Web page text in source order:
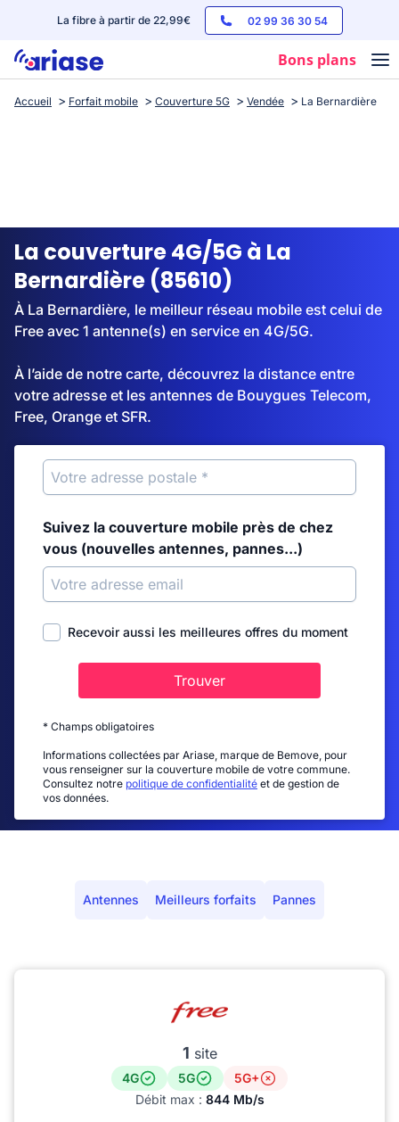
La fibre à partir de 22,99€ 02 99 36 30 54
Bons plans
Box internet
Streaming
Accueil Forfait mobile Couverture 5G Vendée La Bernardière
La couverture 4G/5G à La
Bernardière (85610)
À La Bernardière, le meilleur réseau mobile est celui de
Free avec 1 antenne(s) en service en 4G/5G.
À l’aide de notre carte, découvrez la distance entre
votre adresse et les antennes de Bouygues Telecom,
Free, Orange et SFR.
Suivez la couverture mobile près de chez
vous (nouvelles antennes, pannes...)
Recevoir aussi les meilleures offres du moment
Trouver
* Champs obligatoires
Informations collectées par Ariase, marque de Bemove, pour
vous renseigner sur la couverture mobile de votre commune.
Consultez notre politique de confidentialité et de gestion de
vos données.
Antennes Meilleurs forfaits Pannes
1 site
4G 5G
5G+
Débit max : 844 Mb/s